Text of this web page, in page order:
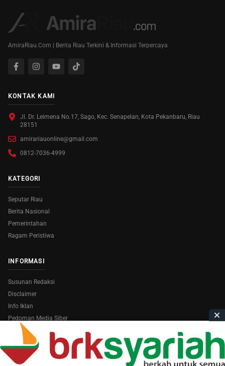
AmiraRiau.Com | Berita Riau Terkini & Informasi Terpercaya
KONTAK KAMI
Jl. Dr. Leimena No.17, Sago, Kec. Senapelan, Kota Pekanbaru, Riau
28151
amirariauonline@gmail.com
0812-7036-4999
KATEGORI
Seputar Riau
Berita Nasional
Pemerintahan
Ragam Peristiwa
INFORMASI
Susunan Redaksi
Disclaimer
Info Iklan
Pedoman Media Siber
Copyright © 2026 AmiraRiau.com . All Rights Reserved.